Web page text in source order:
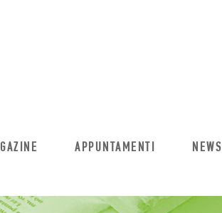
APPUNTAMENTI NEWS